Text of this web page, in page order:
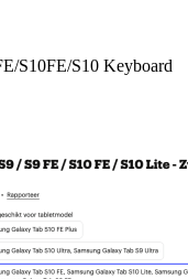
S10FE/S10 Keyboard